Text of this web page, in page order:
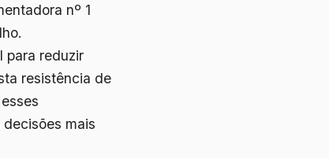
nº 1
para reduzir
resistência de
mais